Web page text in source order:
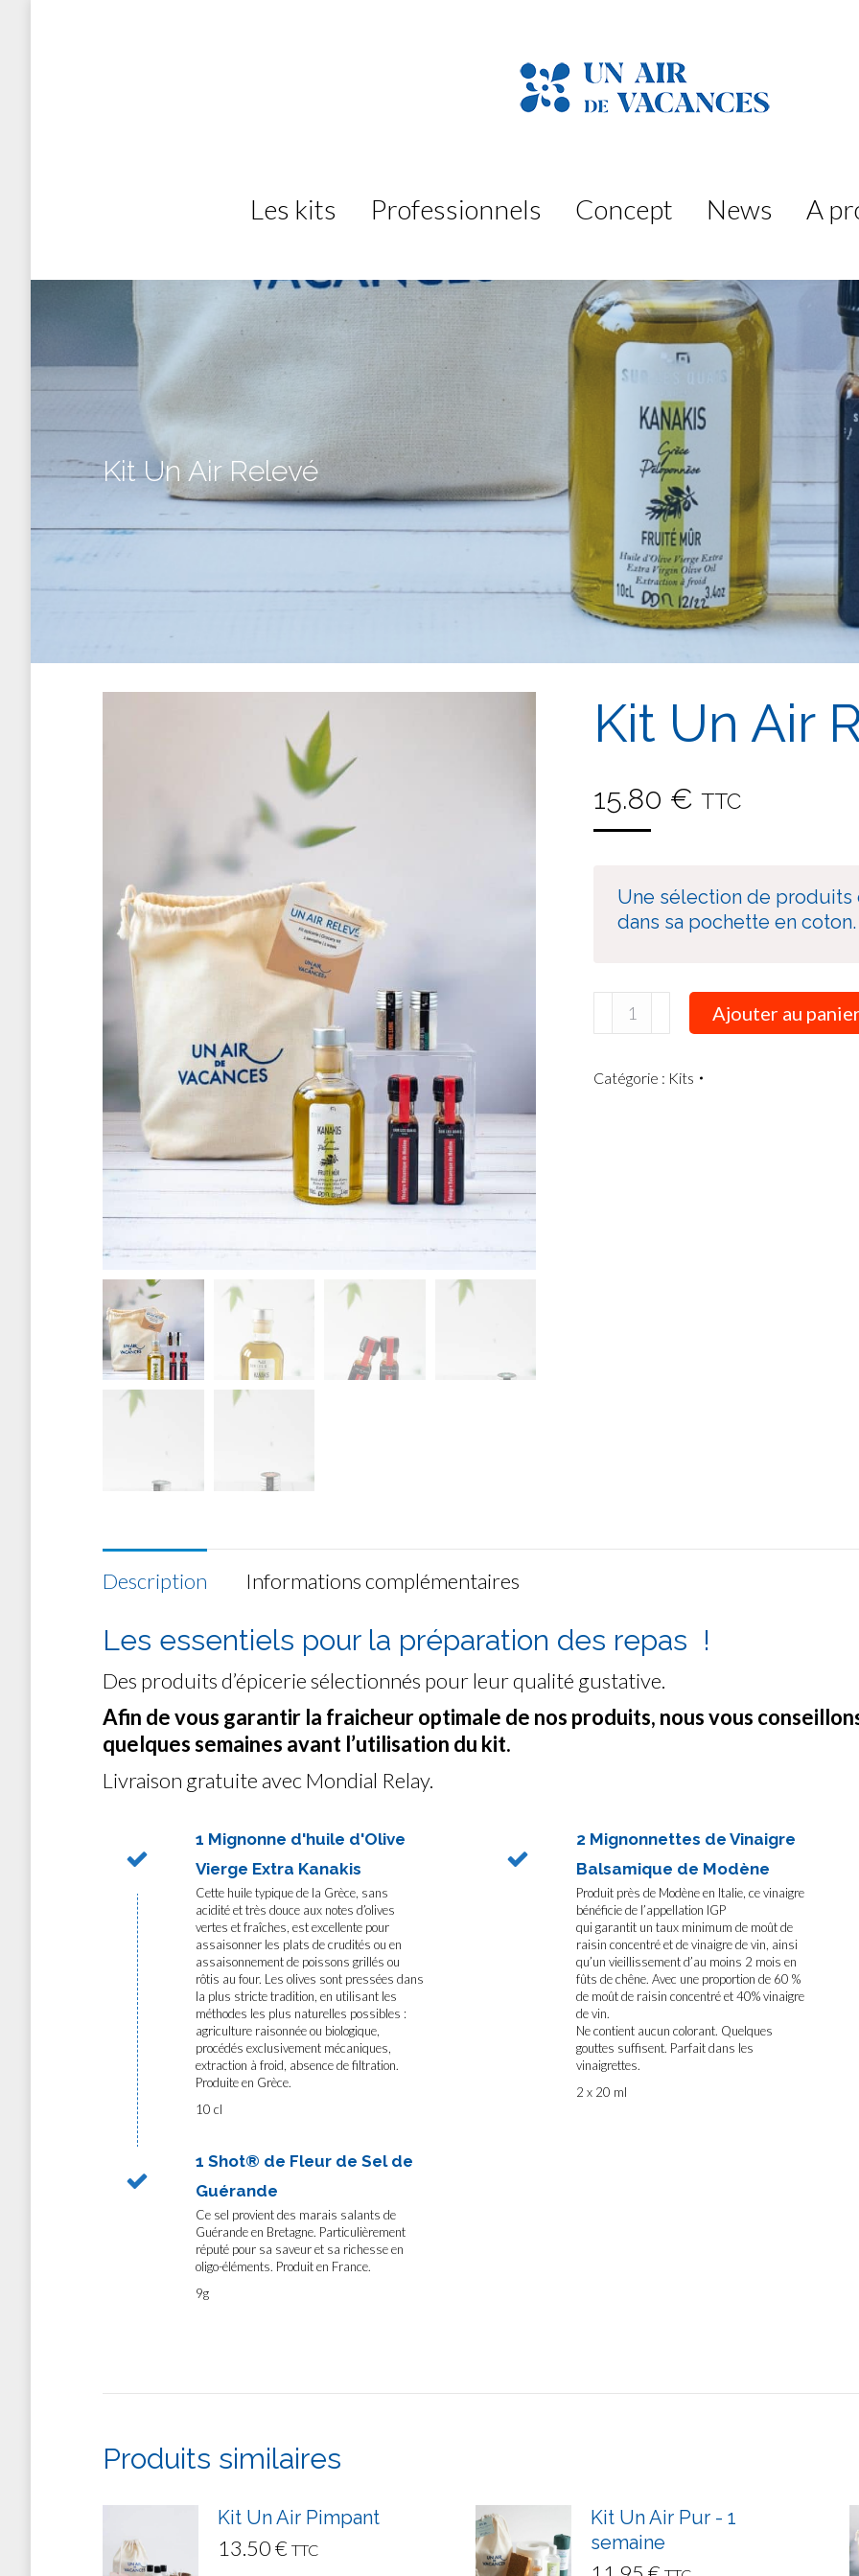
Les kits Professionnels Concept News A
Kit Un Air Relevé
Kit Un Air
15.80 € TTC
Une sélection de produits
dans sa pochette en coton.
Ajouter au
Catégorie : Kits
Description Informations complémentaires
Les essentiels pour la préparation des repas !
Des produits d’épicerie sélectionnés pour leur qualité gustative.
Afin de vous garantir la fraicheur optimale de nos produits, nous vous
quelques semaines avant l’utilisation du kit.
Livraison gratuite avec Mondial Relay.
1 Mignonne d'huile d'Olive
Vierge Extra Kanakis
Cette huile typique de la Grèce, sans
acidité et très douce aux notes d’olives
vertes et fraîches, est excellente pour
assaisonner les plats de crudités ou en
assaisonnement de poissons grillés ou
rôtis au four. Les olives sont pressées dans
la plus stricte tradition, en utilisant les
méthodes les plus naturelles possibles :
agriculture raisonnée ou biologique,
procédés exclusivement mécaniques,
extraction à froid, absence de filtration.
Produite en Grèce.
10 cl
1 Shot® de Fleur de Sel de
Guérande
Ce sel provient des marais salants de
Guérande en Bretagne. Particulièrement
réputé pour sa saveur et sa richesse en
oligo-éléments. Produit en France.
9g
2 Mignonnettes de Vinaigre
Balsamique de Modène
Produit près de Modène en Italie, ce vinaigre
bénéficie de l’appellation IGP
qui garantit un taux minimum de moût de
raisin concentré et de vinaigre de vin, ainsi
qu’un vieillissement d’au moins 2 mois en
fûts de chêne. Avec une proportion de 60 %
de moût de raisin concentré et 40% vinaigre
de vin.
Ne contient aucun colorant. Quelques
gouttes suffisent. Parfait dans les
vinaigrettes.
2 x 20 ml
Produits similaires
Kit Un Air Pimpant
13.50€ TTC
Kit Un Air Pur - 1
semaine